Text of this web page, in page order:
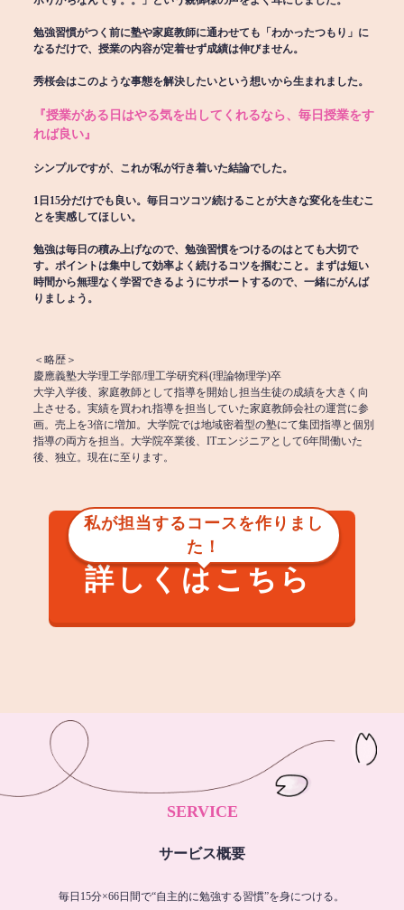
勉強習慣がつく前に塾や家庭教師に通わせても「わかったつもり」に
なるだけで、授業の内容が定着せず成績は伸びません。
秀桜会はこのような事態を解決したいという想いから生まれました。
『授業がある日はやる気を出してくれるなら、毎日授業をす
れば良い』
シンプルですが、これが私が行き着いた結論でした。
1日15分だけでも良い。毎日コツコツ続けることが大きな変化を生むこ
とを実感してほしい。
勉強は毎日の積み上げなので、勉強習慣をつけるのはとても大切で
す。ポイントは集中して効率よく続けるコツを掴むこと。まずは短い
時間から無理なく学習できるようにサポートするので、一緒にがんば
りましょう。
＜略歴＞
慶應義塾大学理工学部/理工学研究科(理論物理学)卒
大学入学後、家庭教師として指導を開始し担当生徒の成績を大きく向
上させる。実績を買われ指導を担当していた家庭教師会社の運営に参
画。売上を3倍に増加。大学院では地域密着型の塾にて集団指導と個別
指導の両方を担当。大学院卒業後、ITエンジニアとして6年間働いた
後、独立。現在に至ります。
私が担当するコースを作りまし
た！
詳しくはこちら
SERVICE
サービス概要
毎日15分×66日間で“自主的に勉強する習慣”を身につける。